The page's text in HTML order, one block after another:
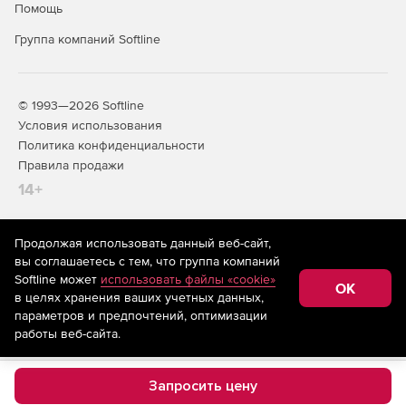
Запросить цену
Помощь
Группа компаний Softline
© 1993—2026 Softline
Условия использования
Политика конфиденциальности
Правила продажи
14+
На информационном ресурсе store.softline.ru применяются
рекомендательные технологии(информационные технологии
предоставления информации на основе сбора,
систематизации и анализа сведений, относящихся к
предпочтениям пользователей сети «Интернет»,
находящихся на территории Российской Федерации)
Продолжая использовать данный веб-сайт,
вы соглашаетесь с тем, что группа компаний
Softline может использовать файлы «cookie»
в целях хранения ваших учетных данных,
параметров и предпочтений, оптимизации
работы веб-сайта.
OK